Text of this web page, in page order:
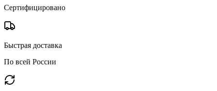
Сертифицировано
Быстрая доставка
По всей России